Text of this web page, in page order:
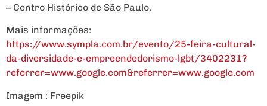
– Centro Histórico de São Paulo.
Mais informações:
https://www.sympla.com.br/evento/25-feira-cultural-
da-diversidade-e-empreendedorismo-lgbt/3402231?
referrer=www.google.com&referrer=www.google.com
Imagem : Freepik